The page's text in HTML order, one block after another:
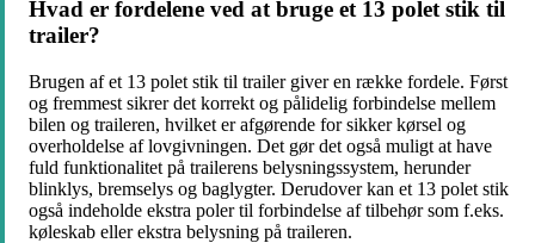
Hvad er fordelene ved at bruge et 13 polet stik til
trailer?
Brugen af et 13 polet stik til trailer giver en række fordele. Først
og fremmest sikrer det korrekt og pålidelig forbindelse mellem
bilen og traileren, hvilket er afgørende for sikker kørsel og
overholdelse af lovgivningen. Det gør det også muligt at have
fuld funktionalitet på trailerens belysningssystem, herunder
blinklys, bremselys og baglygter. Derudover kan et 13 polet stik
også indeholde ekstra poler til forbindelse af tilbehør som f.eks.
køleskab eller ekstra belysning på traileren.